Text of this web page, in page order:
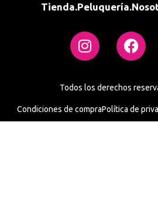
Tienda.Peluquería.
Todos los derechos
Condiciones de compraPolítica de